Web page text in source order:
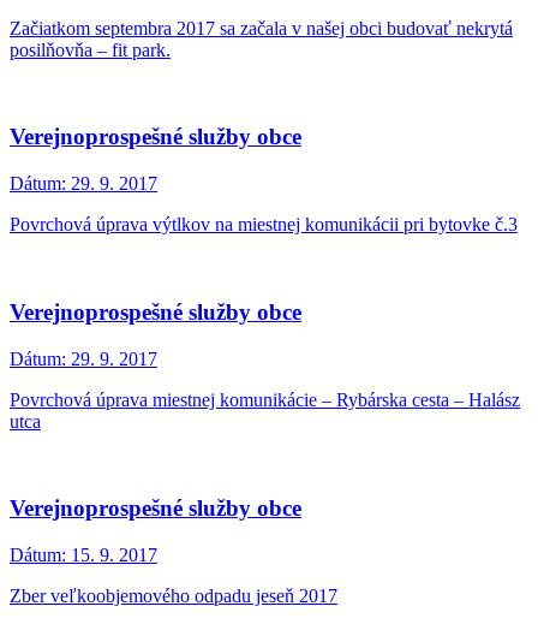
Začiatkom septembra 2017 sa začala v našej obci budovať nekrytá
posilňovňa – fit park.
Verejnoprospešné služby obce
Dátum: 29. 9. 2017
Povrchová úprava výtlkov na miestnej komunikácii pri bytovke č.3
Verejnoprospešné služby obce
Dátum: 29. 9. 2017
Povrchová úprava miestnej komunikácie – Rybárska cesta – Halász
utca
Verejnoprospešné služby obce
Dátum: 15. 9. 2017
Zber veľkoobjemového odpadu jeseň 2017